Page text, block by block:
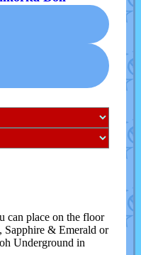
can place on the floor
Sapphire & Emerald or
Underground in